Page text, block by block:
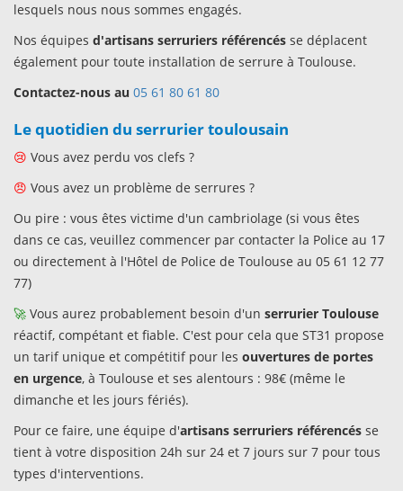
lesquels nous nous sommes engagés.
Nos équipes d'artisans serruriers référencés se déplacent
également pour toute installation de serrure à Toulouse.
Contactez-nous au 05 61 80 61 80
Le quotidien du serrurier toulousain
😢 Vous avez perdu vos clefs ?
😠 Vous avez un problème de serrures ?
Ou pire : vous êtes victime d'un cambriolage (si vous êtes
dans ce cas, veuillez commencer par contacter la Police au 17
ou directement à l'Hôtel de Police de Toulouse au 05 61 12 77
77)
🚀 Vous aurez probablement besoin d'un serrurier Toulouse
réactif, compétant et fiable. C'est pour cela que ST31 propose
un tarif unique et compétitif pour les ouvertures de portes
en urgence, à Toulouse et ses alentours : 98€ (même le
dimanche et les jours fériés).
Pour ce faire, une équipe d'artisans serruriers référencés se
tient à votre disposition 24h sur 24 et 7 jours sur 7 pour tous
types d'interventions.